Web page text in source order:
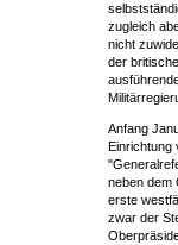
zugleich
nicht
der
Anfang
Einrichtung
neben dem
erste
zwar der